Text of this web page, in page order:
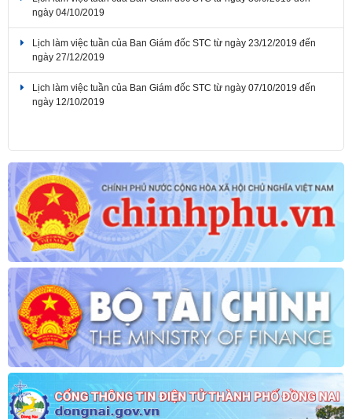
ngày 04/10/2019
Lịch làm việc tuần của Ban Giám đốc STC từ ngày 23/12/2019 đến
ngày 27/12/2019
Lịch làm việc tuần của Ban Giám đốc STC từ ngày 07/10/2019 đến
ngày 12/10/2019